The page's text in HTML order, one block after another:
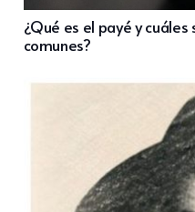
¿Qué es el payé y
comunes?